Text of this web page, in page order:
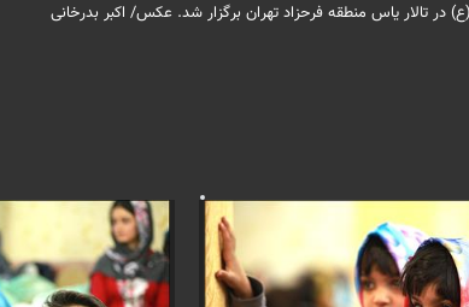
تالار یاس منطقه فرحزاد تهران برگزار شد. عکس/ اکبر بدرخانی